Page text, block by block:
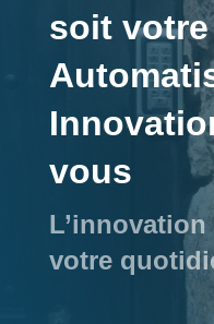
soit
vous
votre